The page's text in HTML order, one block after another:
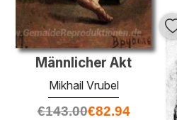
Männlicher Akt
Mikhail Vrubel
€143.00€82.94